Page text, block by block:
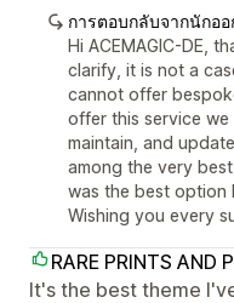
การตอบกลับจากนักอ
Hi ACEMAGIC-DE,
clarify, it is not a
cannot offer
offer this service we
maintain, and
among the very
was the best option
Wishing you every
RARE PRINTS AND
It's the best theme